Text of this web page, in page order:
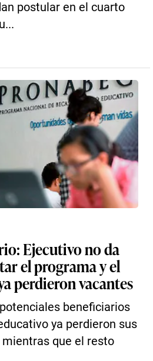
postular en el cuarto
Ejecutivo no da
el programa y el
perdieron vacantes
beneficiarios
ya perdieron sus
que el resto